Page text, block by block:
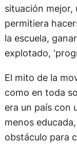
situación mejor,
permitiera
la escuela,
explotado,
El mito de la
como en toda
era un país con
menos
obstáculo para